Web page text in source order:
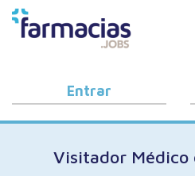
BUSCAR CANDIDATOS
OFERTAS DE EMPLEO
COMO FUNCIONA
PORQUÉ
BLOG
Entrar
Visitador Médico